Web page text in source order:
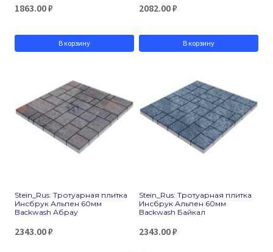
1863.00₽
В корзину
2082.00₽
В корзину
Stein_Rus: Тротуарная плитка
Инсбрук Альпен 60мм
Backwash Абрау
2343.00₽
Stein_Rus: Тротуарная плитка
Инсбрук Альпен 60мм
Backwash Байкал
2343.00₽